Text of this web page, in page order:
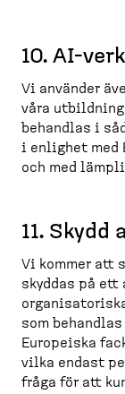
10. AI-​
Vi använder
våra
behandlas i
i enlighet med
och med
11.
Vi kommer att
skyddas på ett
som
Europeiska
vilka endast
fråga för att